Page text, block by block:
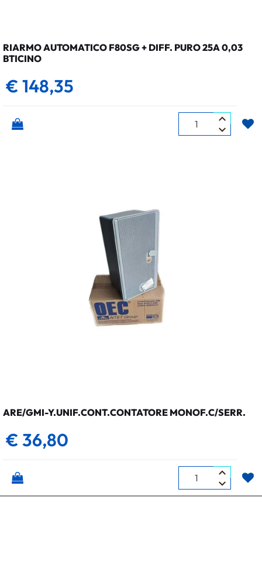
RIARMO AUTOMATICO F80SG + DIFF. PURO 25A 0,03
BTICINO
€ 148,35
Quantità
ARE/GMI-Y.UNIF.CONT.CONTATORE MONOF.C/SERR.
€ 36,80
Quantità